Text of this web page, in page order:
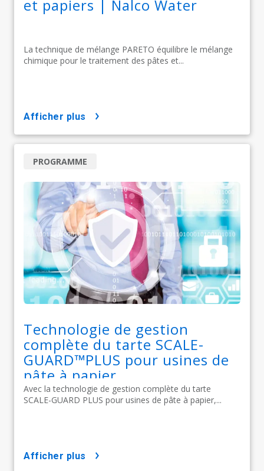
et papiers | Nalco Water
La technique de mélange PARETO équilibre le mélange
chimique pour le traitement des pâtes et...
afficher plus
Technologie de gestion
complète du tarte SCALE-
GUARD™PLUS pour usines de
pâte à papier
Avec la technologie de gestion complète du tarte
SCALE-GUARD PLUS pour usines de pâte à papier,...
PROGRAMME
afficher plus